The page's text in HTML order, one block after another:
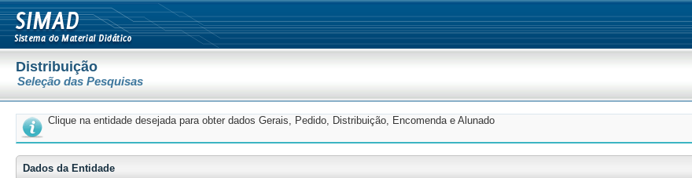
Distribuição
Seleção das Pesquisas
Clique na entidade desejada para obter dados Gerais, Pedido, Distribuição, Encomenda e Alunado
Dados da Entidade